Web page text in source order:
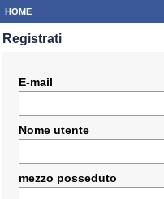
HOME
Registrati
E-mail
Nome utente
mezzo posseduto